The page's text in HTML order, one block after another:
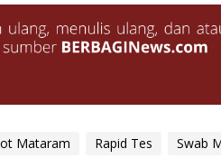
Mataram Rapid Tes Swab